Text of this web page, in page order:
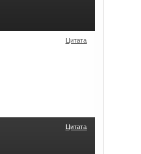
Цитата
Цитата